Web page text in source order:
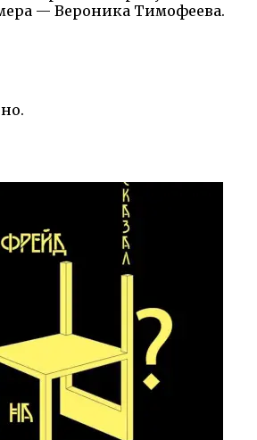
— Вероника Тимофеева.